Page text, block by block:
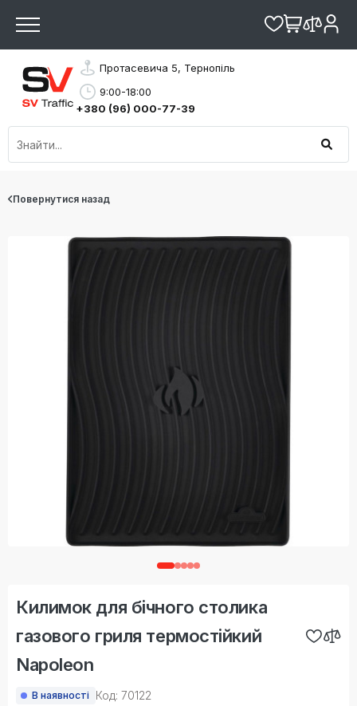
Протасевича 5, Тернопіль
9:00-18:00
+380 (96) 000-77-39
Повернутися назад
Килимок для бічного столика
газового гриля термостійкий
Napoleon
В наявності Код: 70122